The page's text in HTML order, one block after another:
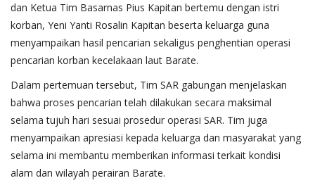
dan Ketua Tim Basarnas Pius Kapitan bertemu dengan istri
korban, Yeni Yanti Rosalin Kapitan beserta keluarga guna
menyampaikan hasil pencarian sekaligus penghentian operasi
pencarian korban kecelakaan laut Barate.
Dalam pertemuan tersebut, Tim SAR gabungan menjelaskan
bahwa proses pencarian telah dilakukan secara maksimal
selama tujuh hari sesuai prosedur operasi SAR. Tim juga
menyampaikan apresiasi kepada keluarga dan masyarakat yang
selama ini membantu memberikan informasi terkait kondisi
alam dan wilayah perairan Barate.